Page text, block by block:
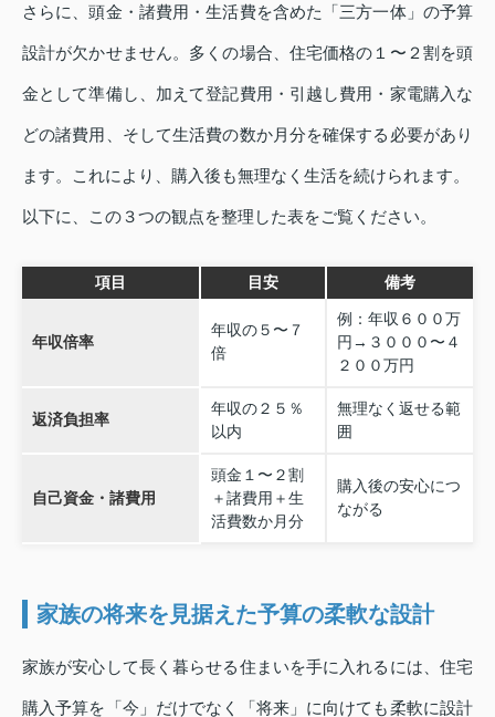
さらに、頭金・諸費用・生活費を含めた「三方一体」の予算
設計が欠かせません。多くの場合、住宅価格の１〜２割を頭
金として準備し、加えて登記費用・引越し費用・家電購入な
どの諸費用、そして生活費の数か月分を確保する必要があり
ます。これにより、購入後も無理なく生活を続けられます。
以下に、この３つの観点を整理した表をご覧ください。
項目 目安 備考
年収倍率
年収の５〜７
倍
例：年収６００万
円→３０００〜４
２００万円
返済負担率
年収の２５％
以内
無理なく返せる範
囲
自己資金・諸費用
頭金１〜２割
＋諸費用＋生
活費数か月分
購入後の安心につ
ながる
家族の将来を見据えた予算の柔軟な設計
家族が安心して長く暮らせる住まいを手に入れるには、住宅
購入予算を「今」だけでなく「将来」に向けても柔軟に設計